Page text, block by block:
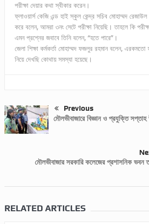
পরীক্ষা দেয়ার কথা স্বীকার করেন।
ফ্লাওয়ার্স কেজি এন্ড হাই স্কুল কেন্দ্র সচিব মোহাম্মদ
করে বলেন, আমরা ৩নং সেটে পরীক্ষা নিয়েছি। তাহলে কি
এমন প্রশ্নের জবাবে তিনি বলেন, “হতে পারে”।
জেলা শিক্ষা কর্মকর্তা মোহাম্মদ ফজলুর রহমান বলেন,
নিয়ে দেখছি কোথায় সমস্যা হয়েছে।
Previous
মৌলভীবাজারে বিজ্ঞান ও প্রযুক্তি
মৌলভীবাজার সরকারি কলেজের প্রশাসনিক ভবন
RELATED ARTICLES